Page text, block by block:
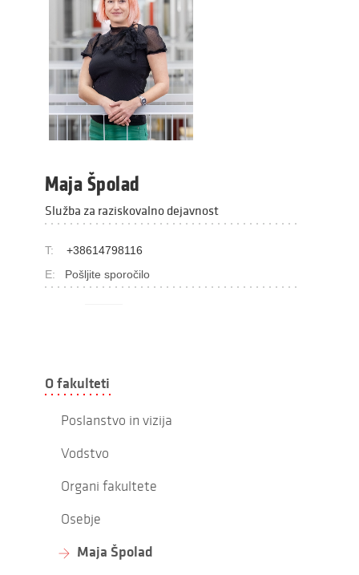
Maja Špolad
Služba za raziskovalno dejavnost
T:
+38614798116
E:
Pošljite sporočilo
O fakulteti
Poslanstvo in vizija
Vodstvo
Organi fakultete
Osebje
Maja Špolad